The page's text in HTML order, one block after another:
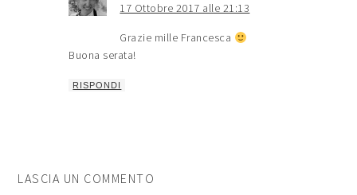
17 Ottobre 2017 alle 21:13
Grazie mille Francesca
Buona serata!
RISPONDI
LASCIA UN COMMENTO